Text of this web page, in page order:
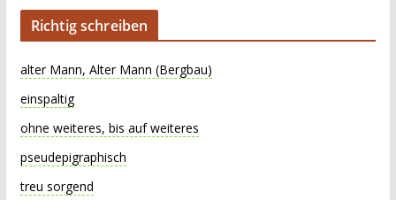
Richtig schreiben
alter Mann, Alter Mann (Bergbau)
einspaltig
ohne weiteres, bis auf weiteres
pseudepigraphisch
treu sorgend